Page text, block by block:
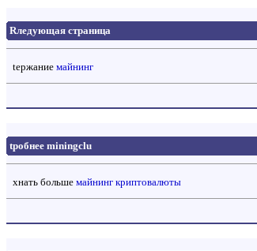
Rледующая страница
tержание майнинг
tробнее miningclu
xнать больше майнинг криптовалюты